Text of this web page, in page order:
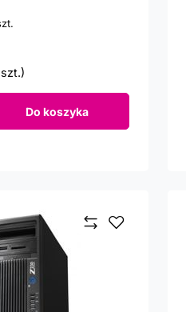
Do koszyka